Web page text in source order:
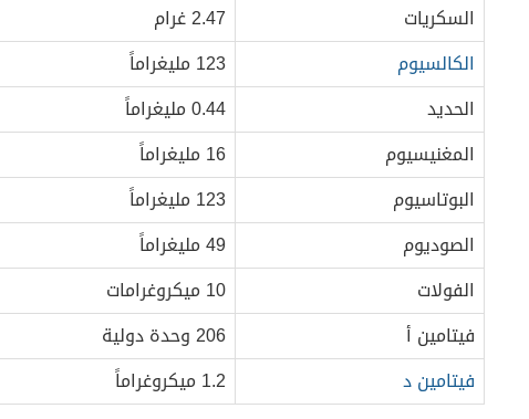
السكريات
2.47 غرام
الكالسيوم
123 مليغراماً
الحديد
0.44 مليغراماً
المغنيسيوم
16 مليغراماً
البوتاسيوم
123 مليغراماً
الصوديوم
49 مليغراماً
الفولات
10 ميكروغرامات
فيتامين أ
206 وحدة دولية
فيتامين د
1.2 ميكروغراماً